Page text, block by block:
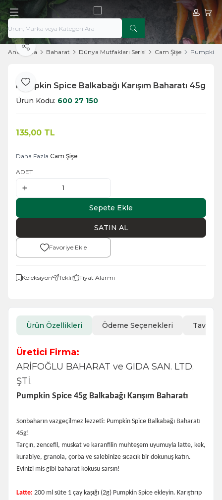
Hesabım
Ana Sayfa Baharat Dünya Mutfakları Serisi Cam Şişe Pumpkin
Favoriye Ekle
Paylaş
Pumpkin Spice Balkabağı Karışım Baharatı 45g
Ürün Kodu: 600 27 150
135,00 TL
Daha Fazla Cam Şişe
ADET
Sepete Ekle
SATIN AL
Favoriye Ekle
Koleksiyon Teklif Fiyat Alarmı
Ürün Özellikleri Ödeme Seçenekleri Tavsiye
Üretici Firma:
ARİFOĞLU BAHARAT ve GIDA SAN. LTD.
ŞTİ.
Pumpkin Spice 45g Balkabağı Karışım Baharatı
Sonbaharın vazgeçilmez lezzeti: Pumpkin Spice Balkabağı Baharatı
45g!
Tarçın, zencefil, muskat ve karanfilin muhteşem uyumuyla latte, kek,
kurabiye, granola, çorba ve salebinize sıcacık bir dokunuş katın.
Evinizi mis gibi baharat kokusu sarsın!
Latte: 200 ml süte 1 çay kaşığı (2g) Pumpkin Spice ekleyin. Karıştırıp